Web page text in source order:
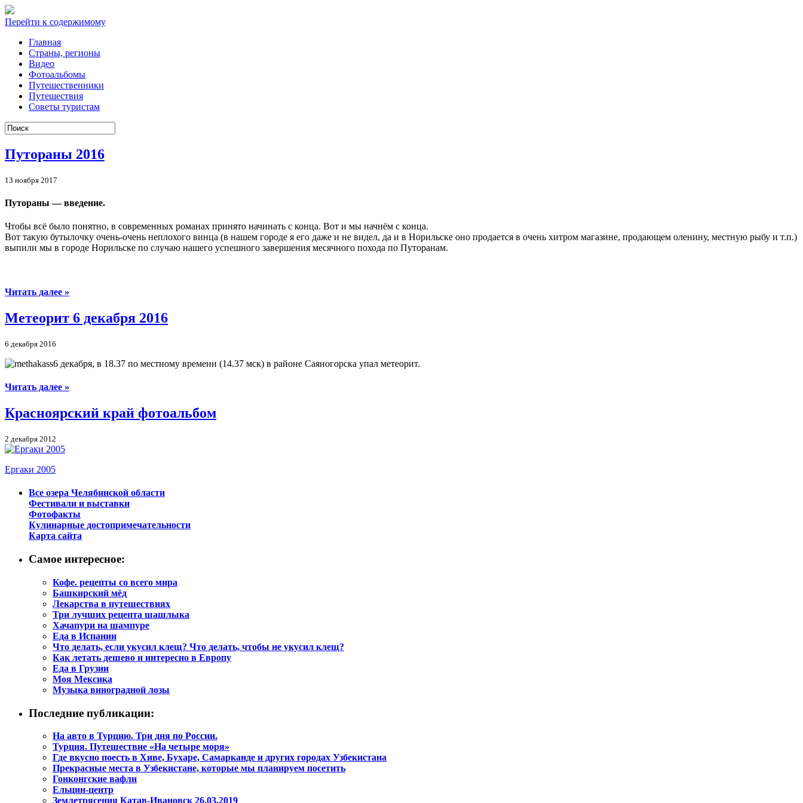
Перейти к содержимому
Главная
Cтраны, регионы
Видео
Фотоальбомы
Путешественники
Путешествия
Советы туристам
Путораны 2016
13 ноября 2017
Путораны — введение.
Чтобы всё было понятно, в современных романах принято начинать с конца. Вот и мы начнём с конца.
Вот такую бутылочку очень-очень неплохого винца (в нашем городе я его даже и не видел, да и в Норильске оно продается в очень хитром магазине, продающем оленину, местную рыбу и т.п.)
выпили мы в городе Норильске по случаю нашего успешного завершения месячного похода по Путоранам.
Читать далее »
Метеорит 6 декабря 2016
6 декабря 2016
6 декабря, в 18.37 по местному времени (14.37 мск) в районе Саяногорска упал метеорит.
Читать далее »
Красноярский край фотоальбом
2 декабря 2012
Ергаки 2005
Все озера Челябинской области
Фестивали и выставки
Фотофакты
Кулинарные достопримечательности
Карта сайта
Самое интересное:
Кофе. рецепты со всего мира
Башкирский мёд
Лекарства в путешествиях
Три лучших рецепта шашлыка
Хачапури на шампуре
Еда в Испании
Что делать, если укусил клещ? Что делать, чтобы не укусил клещ?
Как летать дешево и интересно в Европу
Еда в Грузии
Моя Мексика
Музыка виноградной лозы
Последние публикации:
На авто в Турцию. Три дня по России.
Турция. Путешествие «На четыре моря»
Где вкусно поесть в Хиве, Бухаре, Самарканде и других городах Узбекистана
Прекрасные места в Узбекистане, которые мы планируем посетить
Гонконгские вафли
Ельцин-центр
Землетрясения Катав-Ивановск 26.03.2019